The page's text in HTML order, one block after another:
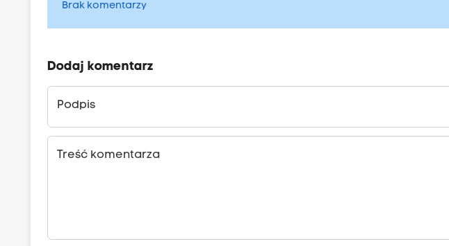
Brak komentarzy
Dodaj komentarz
Podpis
Treść komentarza